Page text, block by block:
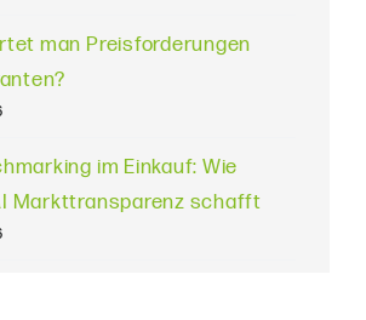
man Preisforderungen
im Einkauf: Wie
Markttransparenz schafft